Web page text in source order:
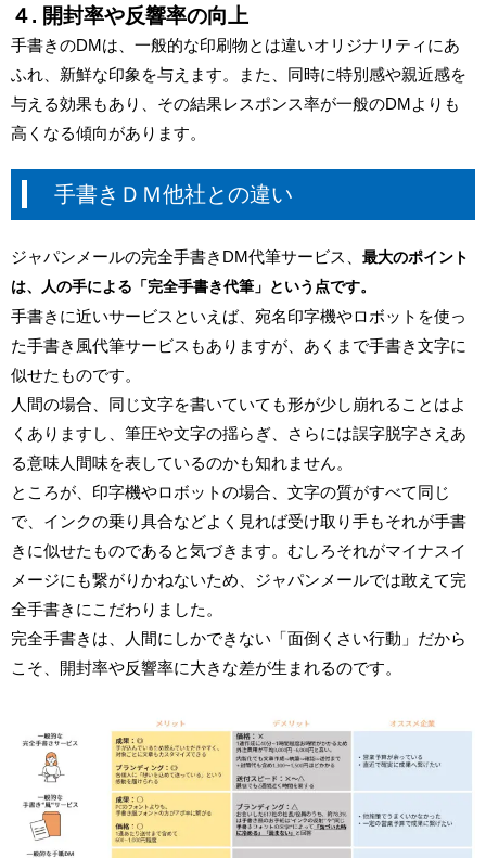
４. 開封率や反響率の向上
手書きのDMは、一般的な印刷物とは違いオリジナリティにあ
ふれ、新鮮な印象を与えます。また、同時に特別感や親近感を
与える効果もあり、その結果レスポンス率が一般のDMよりも
高くなる傾向があります。
手書きＤＭ他社との違い
ジャパンメールの完全手書きDM代筆サービス、 最大のポイント
は、人の手による「完全手書き代筆」という点です。
手書きに近いサービスといえば、宛名印字機やロボットを使っ
た手書き風代筆サービスもありますが、あくまで手書き文字に
似せたものです。
人間の場合、同じ文字を書いていても形が少し崩れることはよ
くありますし、筆圧や文字の揺らぎ、さらには誤字脱字さえあ
る意味人間味を表しているのかも知れません。
ところが、印字機やロボットの場合、文字の質がすべて同じ
で、インクの乗り具合などよく見れば受け取り手もそれが手書
きに似せたものであると気づきます。むしろそれがマイナスイ
メージにも繋がりかねないため、ジャパンメールでは敢えて完
全手書きにこだわりました。
完全手書きは、人間にしかできない「面倒くさい行動」だから
こそ、開封率や反響率に大きな差が生まれるのです。